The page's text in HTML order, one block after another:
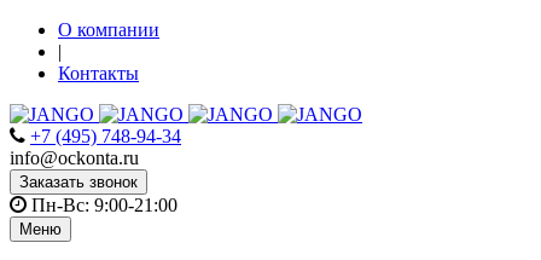
О компании
|
Контакты
+7 (495) 748-94-34
info@ockonta.ru
Заказать звонок
Пн-Вс: 9:00-21:00
Меню